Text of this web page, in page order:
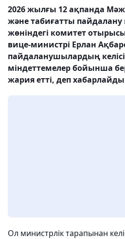
2026 жылғы 12 ақпанда
және табиғатты пайдалану
жөніндегі комитет
вице-министрі Ерлан
пайдаланушылардың
міндеттемелер бойынша
жария етті, деп хабарлайды
Ол министрлік тарапынан